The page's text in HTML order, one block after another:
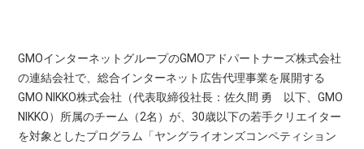
GMOインターネットグループのGMOアドパートナーズ株式会社
の連結会社で、総合インターネット広告代理事業を展開する
GMO NIKKO株式会社（代表取締役社長：佐久間 勇 以下、GMO
NIKKO）所属のチーム（2名）が、30歳以下の若手クリエイター
を対象としたプログラム「ヤングライオンズコンペティション